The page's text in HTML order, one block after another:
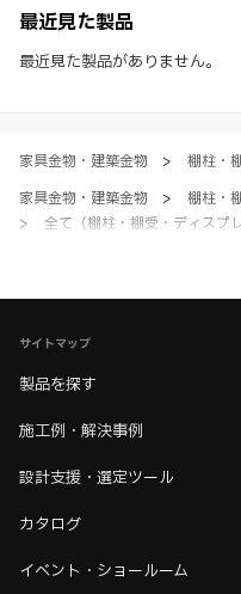
社製品の使用ご検討、又は販
※ 本WEBサイト製品情報のご
約、プライバシーポリシー、製
最近見た製品
最近見た製品がありません。
家具金物・建築金物 > 棚柱・
家具金物・建築金物
>
棚柱・
>
全て（棚柱・棚受・ディスプレ
ブランド・シリーズ
>
Kiinnovator（キーイノベータ
サイトマップ
製品を探す
施工例・解決事例
設計支援・選定ツール
カタログ
イベント・ショールーム